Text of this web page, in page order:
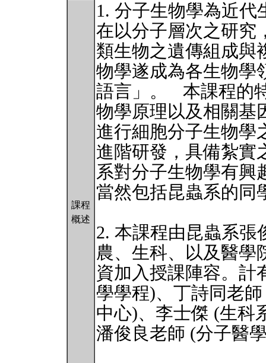
課程
概述
1. 分子生物學為近
在以分子層次之研究
類生物之遺傳組成與
物學遂成為各生物學
語言」。 本課程的
物學原理以及相關基
進行細胞分子生物學
進階研發，具備紮
系對分子生物學有興
當然包括昆蟲系的同
2. 本課程由昆蟲系張
農、生科、以及醫學
資加入授課陣容。計
學學程)、丁詩同老
中心)、李士傑 (生科
潘俊良老師 (分子醫